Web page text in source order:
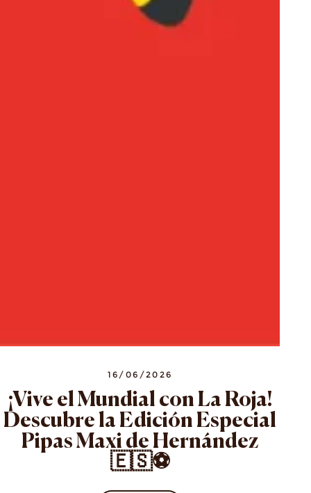
16/06/2026
¡Vive el Mundial con La Roja!
Descubre la Edición Especial
Pipas Maxi de Hernández
🇪🇸⚽